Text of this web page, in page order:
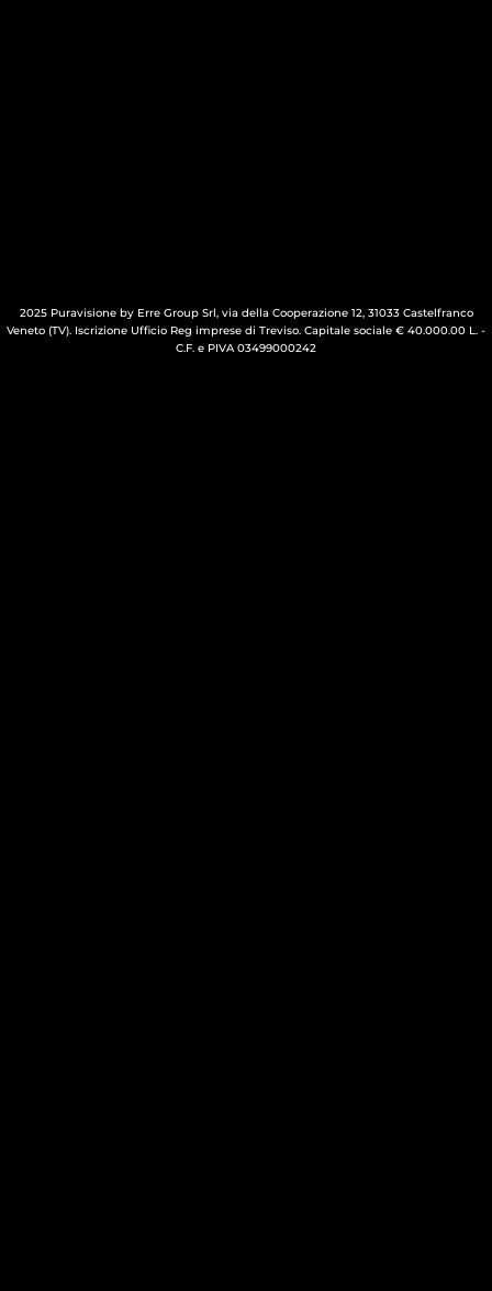
2025 Puravisione by Erre Group Srl, via della Cooperazione 12, 31033 Castelfranco
Veneto (TV). Iscrizione Ufficio Reg imprese di Treviso. Capitale sociale € 40.000.00 L. -
C.F. e PIVA 03499000242